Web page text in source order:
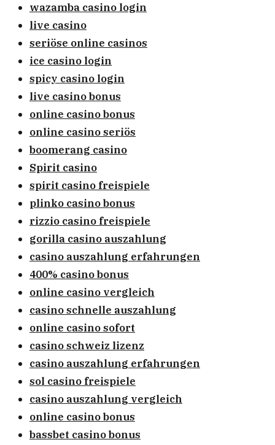
wazamba casino login
live casino
seriöse online casinos
ice casino login
spicy casino login
live casino bonus
online casino bonus
online casino seriös
boomerang casino
Spirit casino
spirit casino freispiele
plinko casino bonus
rizzio casino freispiele
gorilla casino auszahlung
casino auszahlung erfahrungen
400% casino bonus
online casino vergleich
casino schnelle auszahlung
online casino sofort
casino schweiz lizenz
casino auszahlung erfahrungen
sol casino freispiele
casino auszahlung vergleich
online casino bonus
bassbet casino bonus